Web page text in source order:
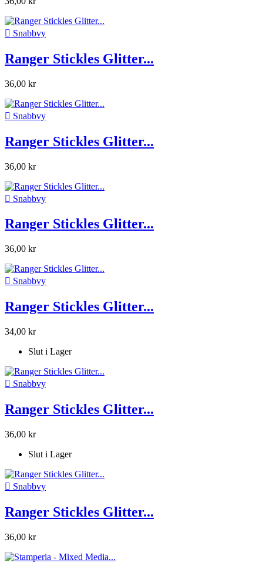
 Snabbvy
Ranger Stickles Glitter...
36,00 kr
 Snabbvy
Ranger Stickles Glitter...
36,00 kr
 Snabbvy
Ranger Stickles Glitter...
36,00 kr
 Snabbvy
Ranger Stickles Glitter...
34,00 kr
Slut i Lager
 Snabbvy
Ranger Stickles Glitter...
36,00 kr
Slut i Lager
 Snabbvy
Ranger Stickles Glitter...
36,00 kr